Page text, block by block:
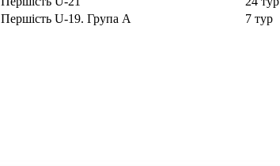
Першість U-19. Група А 7 тур